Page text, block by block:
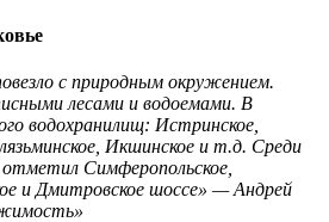
с природным окружением.
лесами и водоемами. В
водохранилищ: Истринское,
Икшинское и т.д. Среди
Симферопольское,
и Дмитровское шоссе» — Андрей